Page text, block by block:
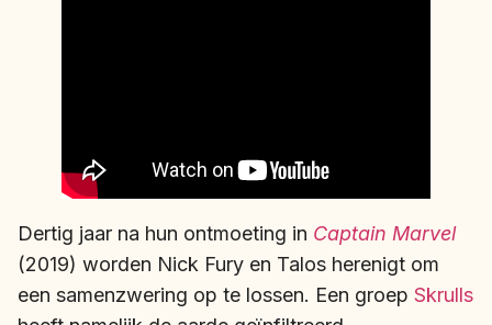
Dertig jaar na hun ontmoeting in Captain Marvel
(2019) worden Nick Fury en Talos herenigt om
een samenzwering op te lossen. Een groep Skrulls